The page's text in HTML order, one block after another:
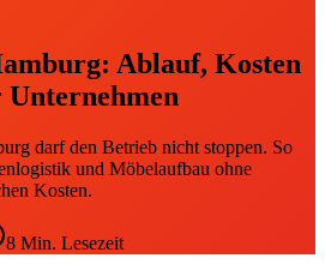
Ablauf, Kosten
darf den Betrieb nicht stoppen. So
und Möbelaufbau ohne
Kosten.
8 Min. Lesezeit